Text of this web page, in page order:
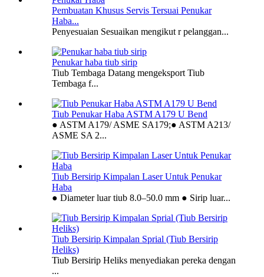
Pembuatan Khusus Servis Tersuai Penukar
Haba...
Penyesuaian Sesuaikan mengikut r pelanggan...
Penukar haba tiub sirip
Tiub Tembaga Datang mengeksport Tiub
Tembaga f...
Tiub Penukar Haba ASTM A179 U Bend
● ASTM A179/ ASME SA179;● ASTM A213/
ASME SA 2...
Tiub Bersirip Kimpalan Laser Untuk Penukar
Haba
● Diameter luar tiub 8.0–50.0 mm ● Sirip luar...
Tiub Bersirip Kimpalan Sprial (Tiub Bersirip
Heliks)
Tiub Bersirip Heliks menyediakan pereka dengan
...